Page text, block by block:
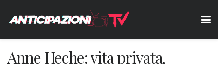
Anne Heche: vita privata,